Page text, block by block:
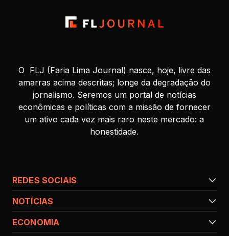
O FLJ (Faria Lima Journal) nasce, hoje, livre das
amarras acima descritas; longe da degradação do
jornalismo. Seremos um portal de notícias
econômicas e políticas com a missão de fornecer
um ativo cada vez mais raro neste mercado: a
honestidade.
REDES SOCIAIS
NOTÍCIAS
ECONOMIA